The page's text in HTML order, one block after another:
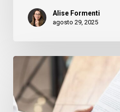
Alise Formenti
agosto 29, 2025
Evolução
Registro
Civil